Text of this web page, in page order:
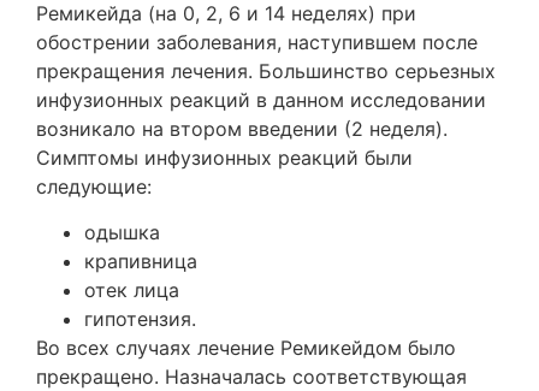
Ремикейда (на 0, 2, 6 и 14 неделях) при
обострении заболевания, наступившем после
прекращения лечения. Большинство серьезных
инфузионных реакций в данном исследовании
возникало на втором введении (2 неделя).
Симптомы инфузионных реакций были
следующие:
одышка
крапивница
отек лица
гипотензия.
Во всех случаях лечение Ремикейдом было
прекращено. Назначалась соответствующая